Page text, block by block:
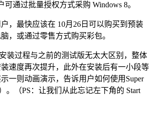
可通过批量授权方式采购 Windows 8。
最快应该在 10月26日可以购买到预装
，或通过零售方式购买彩包。
过程与之前的测试版无太大区别，整体
速度再次提升，此外在安装后有一小段等
一则动画演示，告诉用户如何使用Super
。（PS：让我们从此忘记左下角的 Start